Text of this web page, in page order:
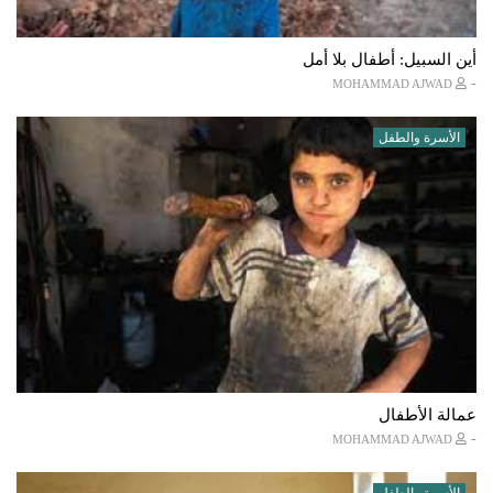
أين السبيل: أطفال بلا أمل
-
الأسرة والطفل
عمالة الأطفال
-